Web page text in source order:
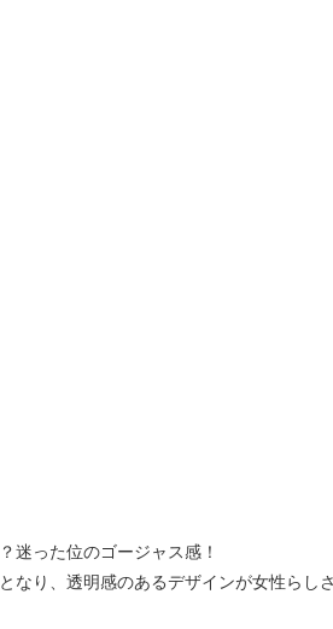
迷った位のゴージャス感！
なり、透明感のあるデザインが女性らし